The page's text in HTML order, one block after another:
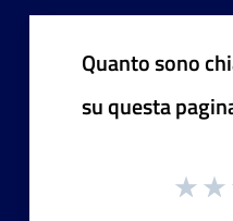
Quanto sono
su questa